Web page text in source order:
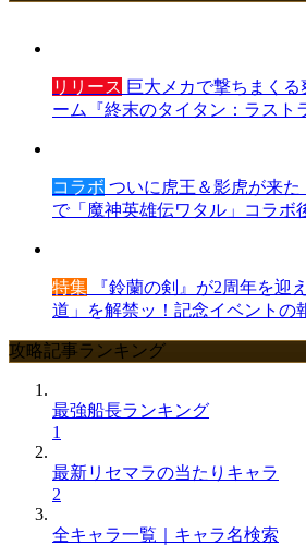
リリース 巨大メカで撃ちまく
ーム『終末のタイタン：ラスト
コラボ ついに虎王＆影虎が来た
で「魔神英雄伝ワタル」コラボ
特集 『鈴蘭の剣』が2周年を迎
道」を解禁ッ！記念イベントの
攻略記事ランキング
最強船長ランキング
1
最新リセマラの当たりキャラ
2
全キャラ一覧｜キャラ名検索